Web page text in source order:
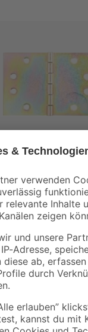
Scharnier 6 cm
3,19€